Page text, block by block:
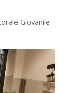
Giovanile